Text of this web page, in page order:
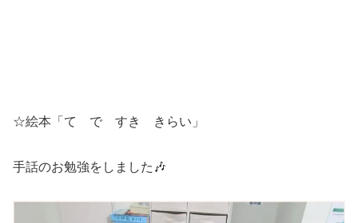
☆絵本「て で すき きらい」
手話のお勉強をしました🎶